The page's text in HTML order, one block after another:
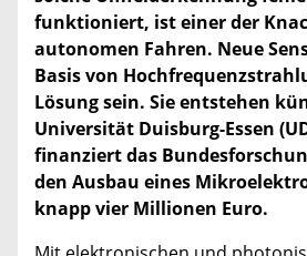
funktioniert, ist einer der
autonomen Fahren. Neue
Basis von
Lösung sein. Sie entstehen
Universität Duisburg-Essen
finanziert das
den Ausbau eines
knapp vier Millionen Euro.